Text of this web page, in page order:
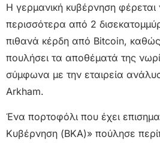
Η γερμανική κυβέρνηση
περισσότερα από 2
πιθανά κέρδη από Bitcoin,
πουλήσει τα αποθέματά της
σύμφωνα με την εταιρεία
Arkham.
Ένα πορτοφόλι που έχει
Κυβέρνηση (BKA)» πούλησε